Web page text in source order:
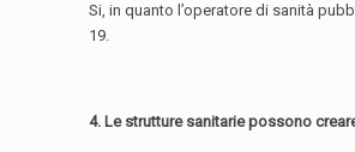
Si, in quanto l’operatore di sanità
19.
4. Le strutture sanitarie possono